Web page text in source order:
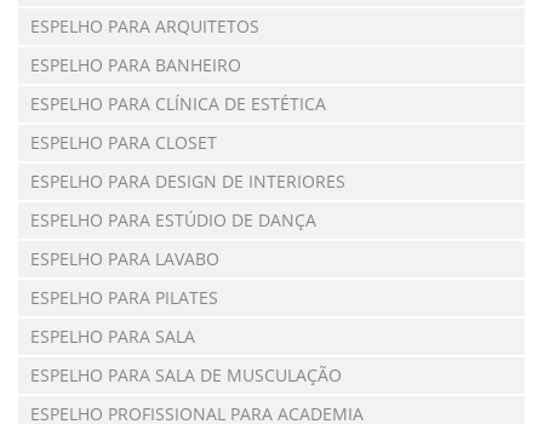
ESPELHO PARA ARQUITETOS
ESPELHO PARA BANHEIRO
ESPELHO PARA CLÍNICA DE ESTÉTICA
ESPELHO PARA CLOSET
ESPELHO PARA DESIGN DE INTERIORES
ESPELHO PARA ESTÚDIO DE DANÇA
ESPELHO PARA LAVABO
ESPELHO PARA PILATES
ESPELHO PARA SALA
ESPELHO PARA SALA DE MUSCULAÇÃO
ESPELHO PROFISSIONAL PARA ACADEMIA